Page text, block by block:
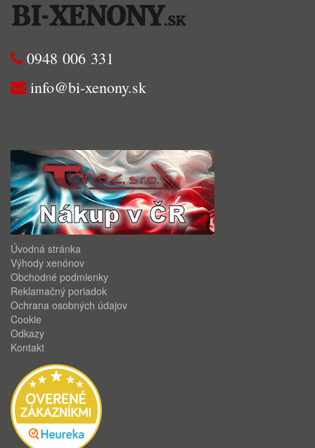
0948 006 331
info@bi-xenony.sk
Úvodná stránka
Výhody xenónov
Obchodné podmienky
Reklamačný poriadok
Ochrana osobných údajov
Cookie
Odkazy
Kontakt